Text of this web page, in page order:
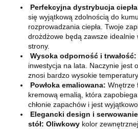
Perfekcyjna dystrybucja
się wyjątkową zdolnością do
rozprowadzania ciepła. Twoje
drożdżowe będą zawsze idealnie
strony.
Wysoka odporność i trwałość:
inwestycja na lata. Naczynie jest
znosi bardzo wysokie
Powłoka emaliowana: Wnętrze
kremową emalią, która
chłonie zapachów i jest
Elegancki design i
stół: Oliwkowy kolor